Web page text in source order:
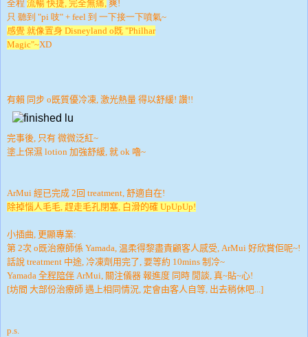
全程 流暢 快捷, 完全無痛, 爽!
只 聽到 "pi 吱" + feel 到 一下接一下噴氣~
感覺 就像置身 Disneyland o既 "Philhar
Magic"~XD
有賴 同步 o既質優冷凍, 激光熱量 得以舒緩! 讚!!
完事後, 只有 微微泛紅~
塗上保濕 lotion 加強舒緩, 就 ok 嚕~
ArMui 經已完成 2回 treatment, 舒適自在!
除掉惱人毛毛, 趕走毛孔閉塞, 白滑的確 UpUpUp!
小插曲, 更顯專業:
第 2次 o既治療師係 Yamada, 温柔得黎盡責顧客人感受, ArMui 好欣賞佢呢~!
話說 treatment 中途, 冷凍劑用完了, 要等約 10mins 制冷~
Yamada 全程陪伴 ArMui, 關注儀器 報進度 同時 閒談, 真~貼~心!
[坊間 大部份治療師 遇上相同情況, 定會由客人自等, 出去稍休吧...]
p.s.